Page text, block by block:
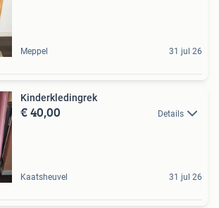
Meppel 31 jul 26
Kinderkledingrek
€ 40,00 Details
Kaatsheuvel 31 jul 26